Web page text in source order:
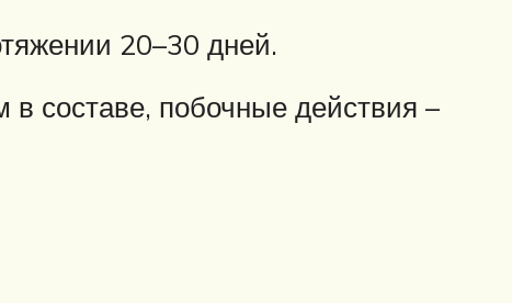
20–30 дней.
составе, побочные действия –